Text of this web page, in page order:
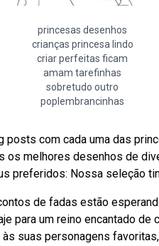
princesas desenhos
crianças princesa lindo
criar perfeitas ficam
amam tarefinhas
sobretudo outro
poplembrancinhas
com cada uma das
os melhores desenhos de
preferidos: Nossa seleção
de fadas estão
para um reino encantado de
suas personagens